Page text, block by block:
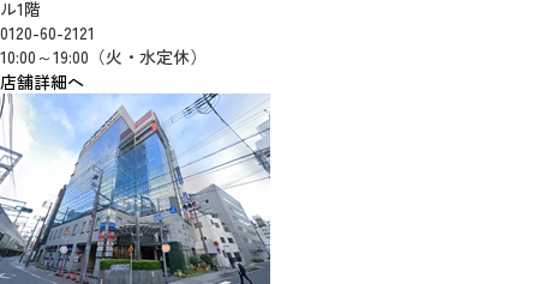
ル1階
0120-60-2121
10:00～19:00（火・水定休）
店舗詳細へ